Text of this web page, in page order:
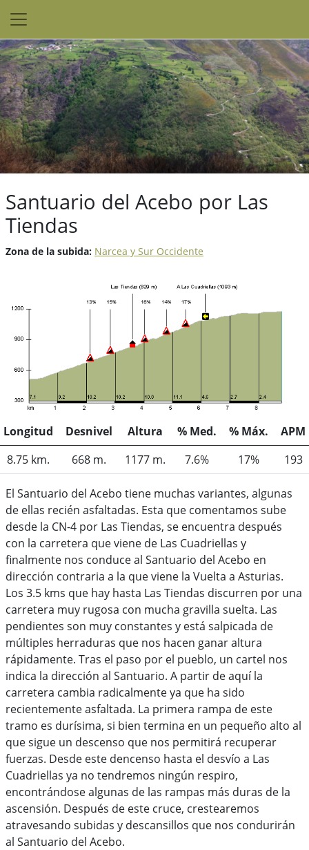
Santuario del Acebo por Las
Tiendas
Zona de la subida: Narcea y Sur Occidente
Longitud Desnivel Altura % Med. % Máx.
APM
8.75 km.
668 m. 1177 m. 7.6% 17% 193
El Santuario del Acebo tiene muchas variantes, algunas
de ellas recién asfaltadas. Esta que comentamos sube
desde la CN-4 por Las Tiendas, se encuentra después
con la carretera que viene de Las Cuadriellas y
finalmente nos conduce al Santuario del Acebo en
dirección contraria a la que viene la Vuelta a Asturias.
Los 3.5 kms que hay hasta Las Tiendas discurren por una
carretera muy rugosa con mucha gravilla suelta. Las
pendientes son muy constantes y está salpicada de
múltiples herraduras que nos hacen ganar altura
rápidamente. Tras el paso por el pueblo, un cartel nos
indica la dirección al Santuario. A partir de aquí la
carretera cambia radicalmente ya que ha sido
recientemente asfaltada. La primera rampa de este
tramo es durísima, si bien termina en un pequeño alto al
que sigue un descenso que nos permitirá recuperar
fuerzas. Desde este dencenso hasta el desvío a Las
Cuadriellas ya no tendremos ningún respiro,
encontrándose algunas de las rampas más duras de la
ascensión. Después de este cruce, crestearemos
atravesando subidas y descansillos que nos condurirán
al Santuario del Acebo.